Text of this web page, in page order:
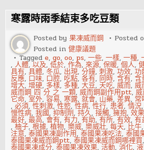
需
要
食
補？
教
你
如
何
食
補
寒露時雨季結束多吃豆類
Posted by果凍威而鋼 Posted
Posted in健康議題
Taggede,go,oo, ps,一些,一樣,一種,
,人體,以及,低於,作為,來源,保暖,個人,
具有,具體,冬瓜, 出現,分鐘,刺激,功效,功
反應, 口味, 口腔, 吃點,各有, 同時,含有,含
增大,增硬, 多樣, 多種,大豆, 天吃,威而,威
威而鋼 四 分 之 一顆,威而鋼副作用ptt,
它命,室外,容易,寒露,就會, 山藥,差異, 常
,必須,性刺激,性慾,性病,性行, 患者,情況,
慢性病,我國,抑制劑,持久,接觸,擁抱,效
最好,最高, 會有,有力,有助,有所,有效,有
,柚子,根據,植物,樂威,樂威壯,每天, 比牛
注意,泰國果凍副作用,泰國果凍吃法,泰國
泰國果凍威而鋼ptt,泰國果凍威而鋼哪裡買
泰國果凍成分,泰國果凍效果,活動,消化,